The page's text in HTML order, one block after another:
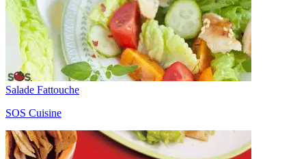
Salade Fattouche
SOS Cuisine